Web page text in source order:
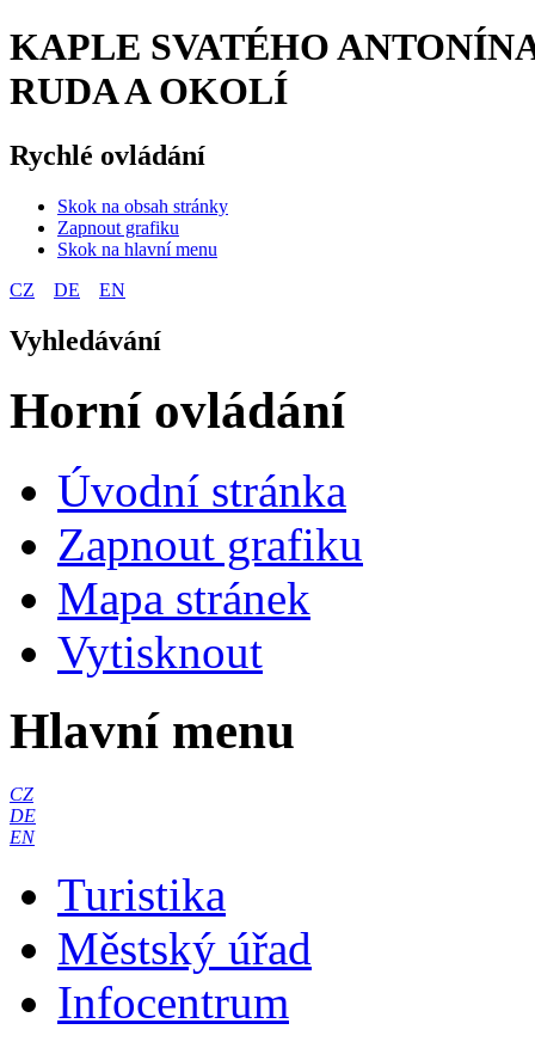
KAPLE SVATÉHO
RUDA A OKOLÍ
Rychlé ovládání
Skok na obsah stránky
Zapnout grafiku
Skok na hlavní menu
CZ
DE EN
Vyhledávání
Horní ovládání
Úvodní stránka
Zapnout grafiku
Mapa stránek
Vytisknout
Hlavní menu
CZ
DE
EN
Turistika
Městský úřad
Infocentrum